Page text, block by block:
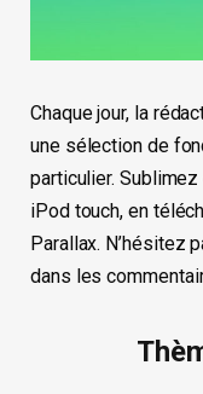
Chaque jour, la
une sélection de
particulier.
iPod touch, en
Parallax. N’hésitez
dans les